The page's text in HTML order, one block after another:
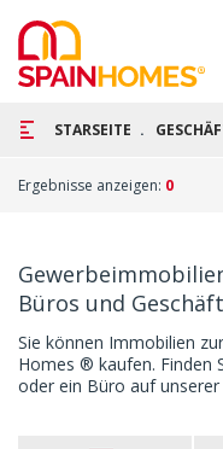
STARSEITE
Ergebnisse anzeigen: 0
Büros und
Sie können Immobilien
Homes ® kaufen. Finden
oder ein Büro auf unserer